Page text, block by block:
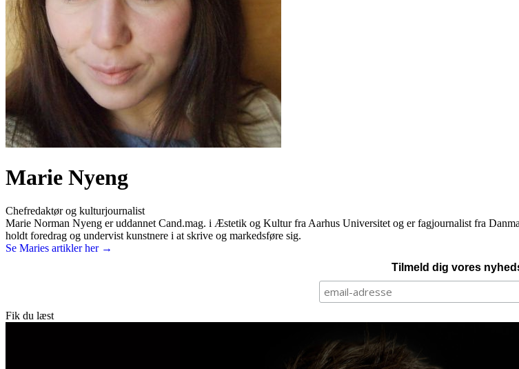
Marie Nyeng
Chefredaktør og kulturjournalist
Marie Norman Nyeng er uddannet Cand.mag. i Æstetik og Kultur fra Aarhus Universitet og er fagjournalist fra
holdt foredrag og undervist kunstnere i at skrive og markedsføre sig.
Se Maries artikler her →
Tilmeld dig vores
Fik du læst